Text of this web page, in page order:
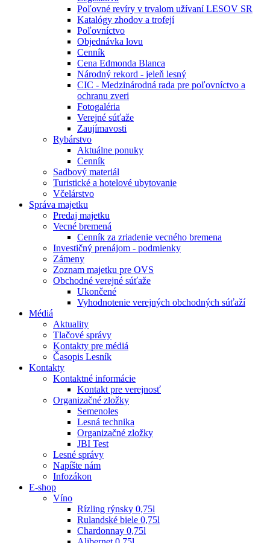
Poľovné revíry v trvalom užívaní LESOV SR
Katalógy zhodov a trofejí
Poľovníctvo
Objednávka lovu
Cenník
Cena Edmonda Blanca
Národný rekord - jeleň lesný
CIC - Medzinárodná rada pre poľovníctvo a
ochranu zveri
Fotogaléria
Verejné súťaže
Zaujímavosti
Rybárstvo
Aktuálne ponuky
Cenník
Sadbový materiál
Turistické a hotelové ubytovanie
Včelárstvo
Správa majetku
Predaj majetku
Vecné bremená
Cenník za zriadenie vecného bremena
Investičný prenájom - podmienky
Zámeny
Zoznam majetku pre OVS
Obchodné verejné súťaže
Ukončené
Vyhodnotenie verejných obchodných súťaží
Médiá
Aktuality
Tlačové správy
Kontakty pre médiá
Časopis Lesník
Kontakty
Kontaktné informácie
Kontakt pre verejnosť
Organizačné zložky
Semenoles
Lesná technika
Organizačné zložky
JBI Test
Lesné správy
Napíšte nám
Infozákon
E-shop
Víno
Rízling rýnsky 0,75l
Rulandské biele 0,75l
Chardonnay 0,75l